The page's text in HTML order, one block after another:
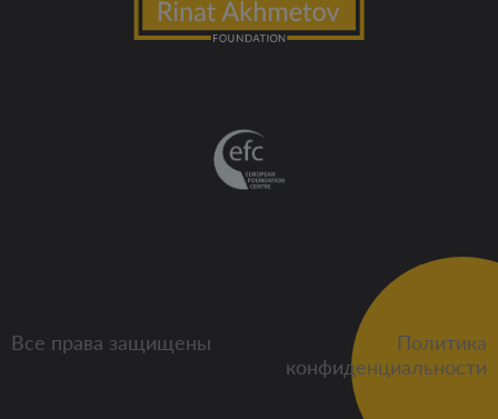
Все права защищены
Политика
конфиденциальности